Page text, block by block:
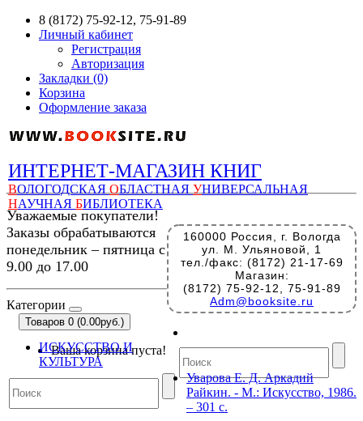
8 (8172) 75-92-12, 75-91-89
Личный кабинет
Регистрация
Авторизация
Закладки (0)
Корзина
Оформление заказа
ИНТЕРНЕТ-МАГАЗИН КНИГ
ВОЛОГОДСКАЯ ОБЛАСТНАЯ УНИВЕРСАЛЬНАЯ
НАУЧНАЯ БИБЛИОТЕКА
160000 Россия, г. Вологда
ул. М. Ульяновой, 1
тел./факс: (8172) 21-17-69
Магазин:
(8172) 75-92-12, 75-91-89
Adm@booksite.ru
Уважаемые покупатели!
Заказы обрабатываются
понедельник – пятница с
9.00 до 17.00
Категории
Товаров 0 (0.00руб.)
Ваша корзина пуста!
ИСКУССТВО И
КУЛЬТУРА
Уварова Е. Д. Аркадий
Райкин. - М.: Искусство, 1986.
– 301 с.